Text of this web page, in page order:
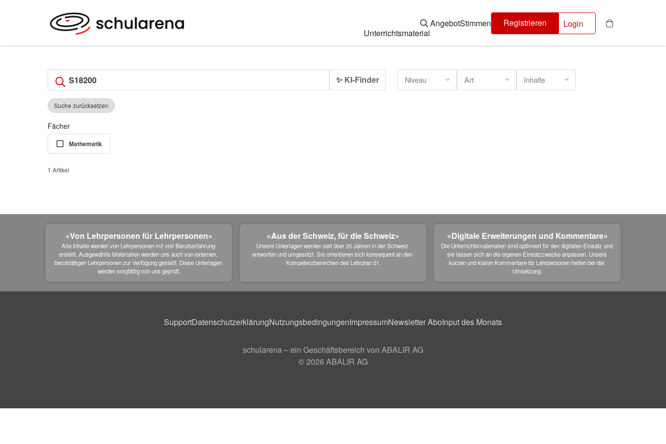
Unterrichtsmaterial
AngebotStimmen Registrieren Login
✨ KI-Finder Niveau Art Inhalte
Suche zurücksetzen
Fächer
Mathematik
1 Artikel
«Von Lehrpersonen für Lehrpersonen»
Alle Inhalte werden von Lehrpersonen mit viel Berufserfahrung
erstellt. Ausgewählte Materialien werden uns auch von externen,
berufstätigen Lehrpersonen zur Verfügung gestellt. Diese Unterlagen
werden sorgfältig von uns geprüft.
«Aus der Schweiz, für die Schweiz»
Unsere Unterlagen werden seit über 20 Jahren in der Schweiz
entworfen und umgesetzt. Sie orientieren sich konsequent an den
Kompetenzbereichen des Lehrplan 21.
«Digitale Erweiterungen und Kommentare»
Die Unterrichtsmaterialien sind optimiert für den digitalen Einsatz und
sie lassen sich an die eigenen Einsatzzwecke anpassen. Unsere
kurzen und klaren Kommentare für Lehrpersonen helfen bei der
Umsetzung.
SupportDatenschutzerklärungNutzungsbedingungenImpressumNewsletter AboInput des Monats
schularena – ein Geschäftsbereich von ABALIR AG
© 2026 ABALIR AG